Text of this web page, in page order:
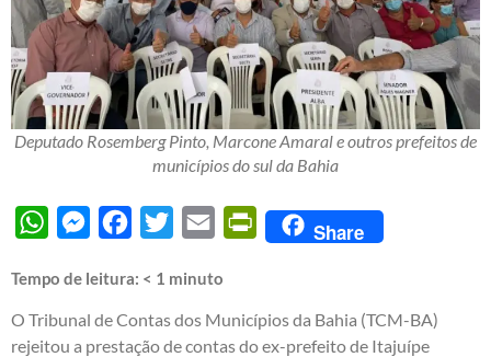
Deputado Rosemberg Pinto, Marcone Amaral e outros prefeitos de
municípios do sul da Bahia
WhatsAppMessengerFacebook
Twitter Email PrintFriendly
Share
Tempo de leitura: < 1 minuto
O Tribunal de Contas dos Municípios da Bahia (TCM-BA)
rejeitou a prestação de contas do ex-prefeito de Itajuípe